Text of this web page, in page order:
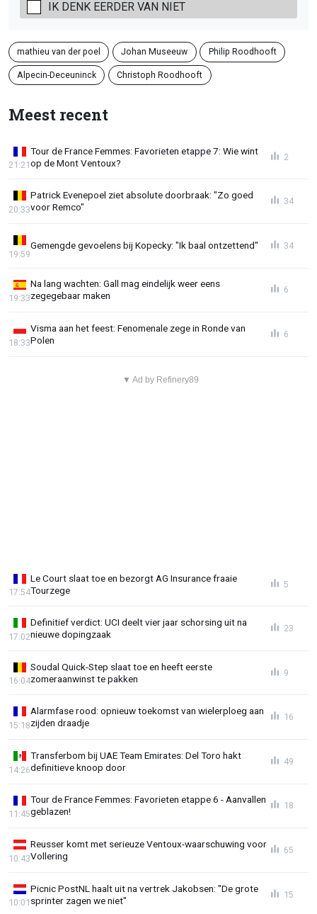
IK DENK EERDER VAN NIET
mathieu van der poel Johan Museeuw Philip Roodhooft
Alpecin-Deceuninck Christoph Roodhooft
Meest recent
Tour de France Femmes: Favorieten etappe 7: Wie wint
op de Mont Ventoux?
21:21
2
Patrick Evenepoel ziet absolute doorbraak: "Zo goed
voor Remco"
20:33
34
Gemengde gevoelens bij Kopecky: "Ik baal ontzettend"
19:59
34
Na lang wachten: Gall mag eindelijk weer eens
zegegebaar maken
19:33
6
Visma aan het feest: Fenomenale zege in Ronde van
Polen
18:33
6
▼ Ad by Refinery89
Le Court slaat toe en bezorgt AG Insurance fraaie
Tourzege
17:54
5
Definitief verdict: UCI deelt vier jaar schorsing uit na
nieuwe dopingzaak
17:02
23
Soudal Quick-Step slaat toe en heeft eerste
zomeraanwinst te pakken
16:04
9
Alarmfase rood: opnieuw toekomst van wielerploeg aan
zijden draadje
15:18
16
Transferbom bij UAE Team Emirates: Del Toro hakt
definitieve knoop door
14:26
49
Tour de France Femmes: Favorieten etappe 6 - Aanvallen
geblazen!
11:45
18
Reusser komt met serieuze Ventoux-waarschuwing voor
Vollering
10:43
65
Picnic PostNL haalt uit na vertrek Jakobsen: "De grote
sprinter zagen we niet"
10:01
15